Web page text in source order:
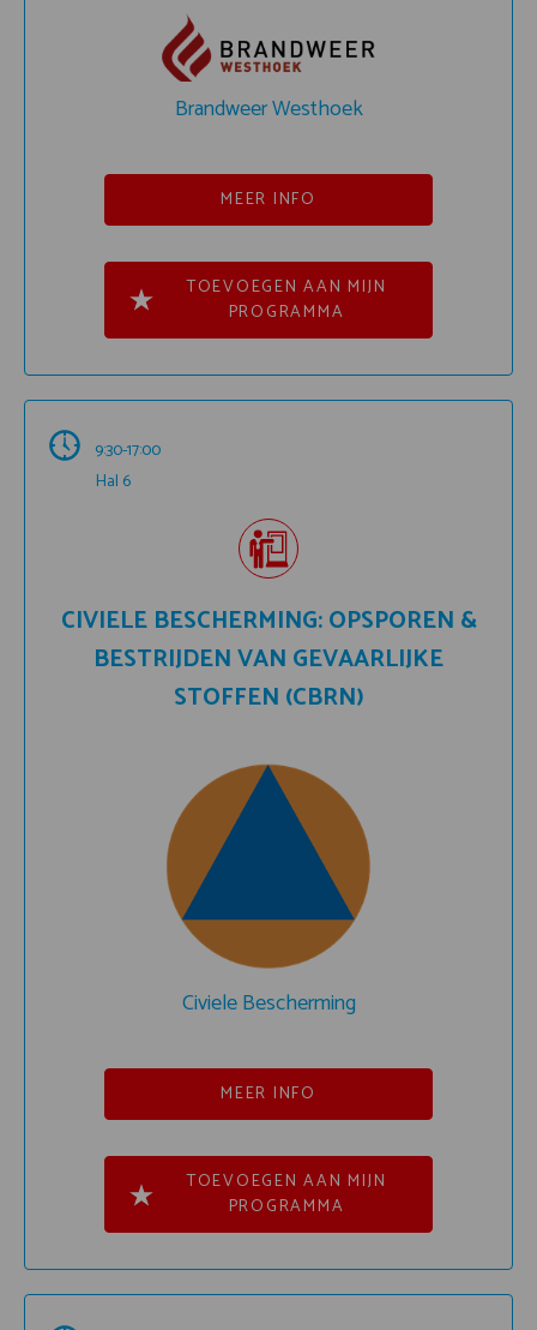
Brandweer Westhoek
MEER INFO
TOEVOEGEN AAN MIJN
PROGRAMMA
9:30-17:00
Hal 6
CIVIELE BESCHERMING: OPSPOREN &
BESTRIJDEN VAN GEVAARLIJKE
STOFFEN (CBRN)
Civiele Bescherming
MEER INFO
TOEVOEGEN AAN MIJN
PROGRAMMA